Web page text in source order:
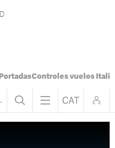
PortadasControles vuelos Italia